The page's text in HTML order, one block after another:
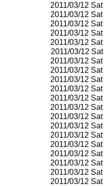
2011/03/12 Sat
2011/03/12 Sat
2011/03/12 Sat
2011/03/12 Sat
2011/03/12 Sat
2011/03/12 Sat
2011/03/12 Sat
2011/03/12 Sat
2011/03/12 Sat
2011/03/12 Sat
2011/03/12 Sat
2011/03/12 Sat
2011/03/12 Sat
2011/03/12 Sat
2011/03/12 Sat
2011/03/12 Sat
2011/03/12 Sat
2011/03/12 Sat
2011/03/12 Sat
2011/03/12 Sat